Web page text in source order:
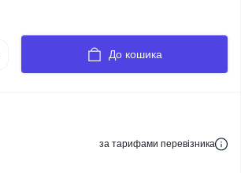
До кошика
за тарифами перевізника